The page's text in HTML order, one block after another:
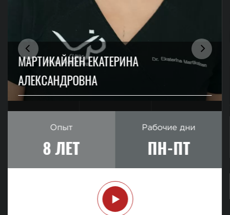
МАРТИКАЙНЕН ЕКАТЕРИНА
АЛЕКСАНДРОВНА
Опыт
8 ЛЕТ
Рабочие дни
ПН-ПТ